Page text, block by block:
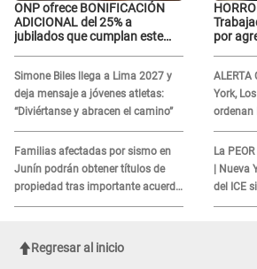
ONP ofrece BONIFICACIÓN
ADICIONAL del 25% a
jubilados que cumplan este
Simone Biles llega a Lima 2027 y
deja mensaje a jóvenes atletas:
“Diviértanse y abracen el camino”
Familias afectadas por sismo en
Junín podrán obtener títulos de
propiedad tras importante acuerdo
de Cofopri
por
ALERTA
York,
ordenan
quienes
La
|
del ICE
ROSTRO
Regresar al inicio